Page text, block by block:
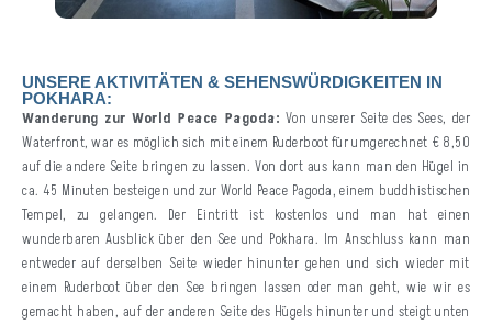
UNSERE AKTIVITÄTEN & SEHENSWÜRDIGKEITEN IN
POKHARA:
Wanderung zur World Peace Pagoda: Von unserer Seite des Sees, der
Waterfront, war es möglich sich mit einem Ruderboot für umgerechnet € 8,50
auf die andere Seite bringen zu lassen. Von dort aus kann man den Hügel in
ca. 45 Minuten besteigen und zur World Peace Pagoda, einem buddhistischen
Tempel, zu gelangen. Der Eintritt ist kostenlos und man hat einen
wunderbaren Ausblick über den See und Pokhara. Im Anschluss kann man
entweder auf derselben Seite wieder hinunter gehen und sich wieder mit
einem Ruderboot über den See bringen lassen oder man geht, wie wir es
gemacht haben, auf der anderen Seite des Hügels hinunter und steigt unten